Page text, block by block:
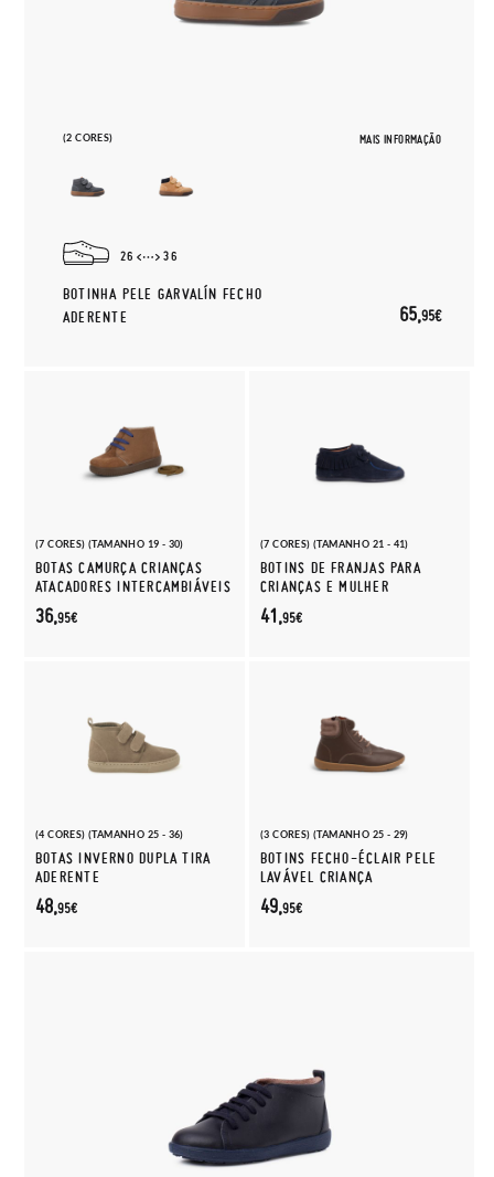
(2 CORES) MAIS INFORMAÇÃO
26 36
BOTINHA PELE GARVALÍN FECHO
ADERENTE
65,95€
(7 CORES) (TAMANHO 19 - 30)
BOTAS CAMURÇA CRIANÇAS
ATACADORES INTERCAMBIÁVEIS
36,95€
(7 CORES) (TAMANHO 21 - 41)
BOTINS DE FRANJAS PARA
CRIANÇAS E MULHER
41,95€
(4 CORES) (TAMANHO 25 - 36)
BOTAS INVERNO DUPLA TIRA
ADERENTE
48,95€
(3 CORES) (TAMANHO 25 - 29)
BOTINS FECHO-ÉCLAIR PELE
LAVÁVEL CRIANÇA
49,95€